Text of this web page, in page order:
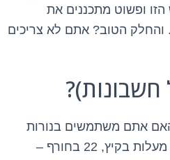
ופשוט מתכננים את
הטוב? אתם לא צריכים
האם אתם משתמשים בנורות
חסכוניות? האם המזגן מכוון על טמפרטורה הגיונית בקיץ ובחורף (24 מעלות בקיץ, 22 בחורף –